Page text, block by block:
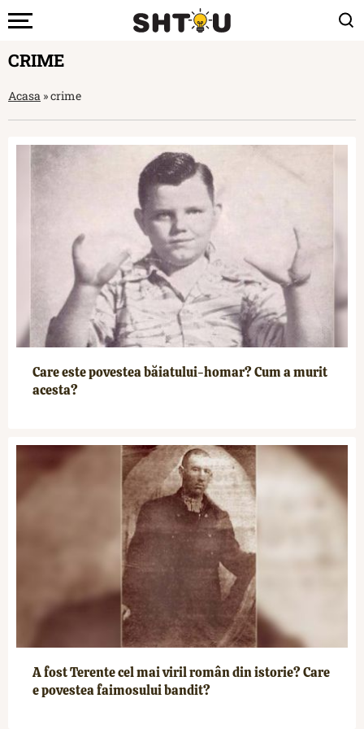
CRIME
Acasa »crime
Care este povestea băiatului-homar? Cum a murit
acesta?
A fost Terente cel mai viril român din istorie? Care
e povestea faimosului bandit?